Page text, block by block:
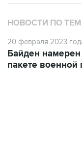
НОВОСТИ ПО
20 февраля 2023
Байден
пакете